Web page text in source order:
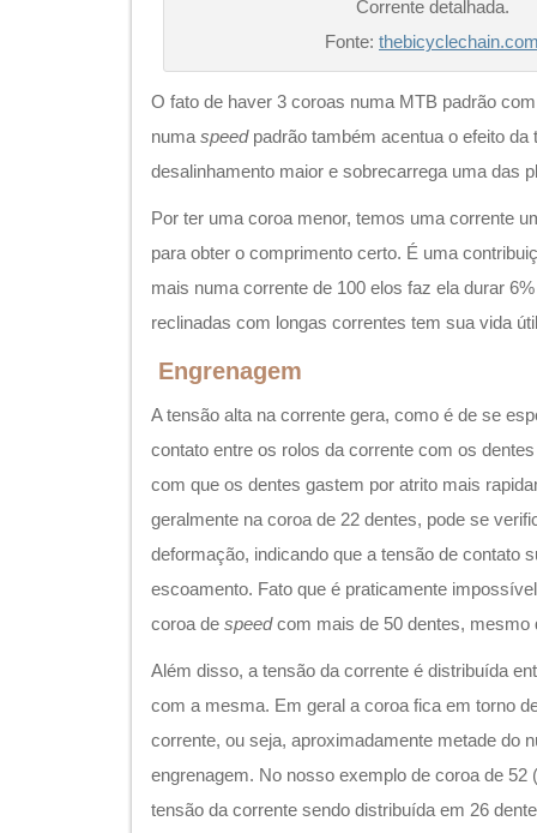
Corrente detalhada.
Fonte:
O fato de haver 3 coroas numa MTB padrão
numa speedpadrão também acentua o efeito da
desalinhamento maior e sobrecarrega uma das
Por ter uma coroa menor, temos uma corrente
para obter o comprimento certo. É uma
mais numa corrente de 100 elos faz ela durar
reclinadas com longas correntes tem sua vida
Engrenagem
A tensão alta na corrente gera, como é de se
contato entre os rolos da corrente com os
com que os dentes gastem por atrito mais
geralmente na coroa de 22 dentes, pode se
deformação, indicando que a tensão de contato
escoamento. Fato que é praticamente
coroa de speedcom mais de 50 dentes, mesmo
Além disso, a tensão da corrente é distribuída
com a mesma. Em geral a coroa fica em torno
corrente, ou seja, aproximadamente metade do
engrenagem. No nosso exemplo de coroa de 52 (
tensão da corrente sendo distribuída em 26